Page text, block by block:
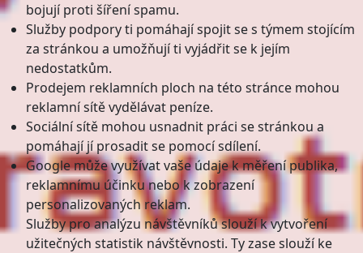
bojují proti šíření spamu.
Služby podpory ti pomáhají spojit se s týmem stojícím
za stránkou a umožňují ti vyjádřit se k jejím
nedostatkům.
Prodejem reklamních ploch na této stránce mohou
reklamní sítě vydělávat peníze.
Sociální sítě mohou usnadnit práci se stránkou a
pomáhají jí prosadit se pomocí sdílení.
Google může využívat vaše údaje k měření publika,
reklamnímu účinku nebo k zobrazení
personalizovaných reklam.
Služby pro analýzu návštěvníků slouží k vytvoření
užitečných statistik návštěvnosti. Ty zase slouží ke